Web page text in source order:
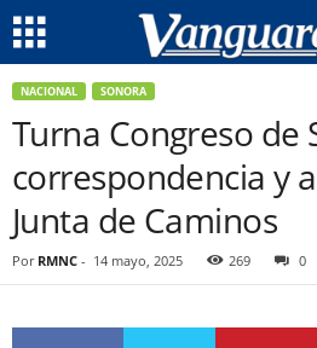
NACIONAL SONORA
Turna Congreso de
correspondencia y
Junta de Caminos
Por RMNC - 14 mayo, 2025 269 0